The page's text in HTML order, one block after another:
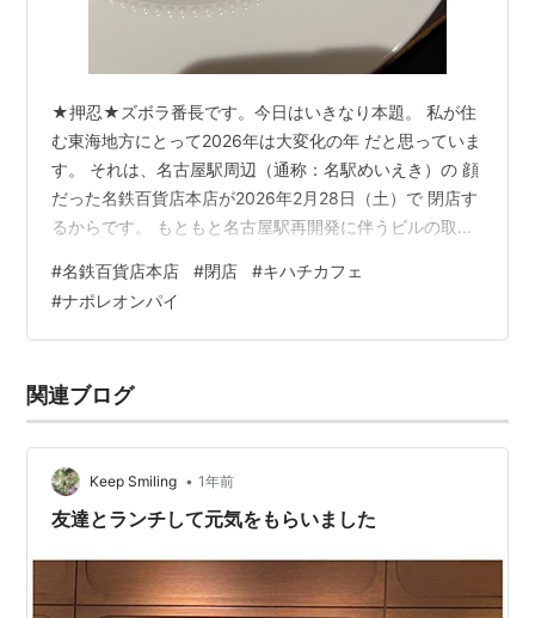
★押忍★ズボラ番長です。今日はいきなり本題。 私が住
む東海地方にとって2026年は大変化の年 だと思っていま
す。 それは、名古屋駅周辺（通称：名駅めいえき）の 顔
だった名鉄百貨店本店が2026年2月28日（土）で 閉店す
るからです。 もともと名古屋駅再開発に伴うビルの取り
異例の未定になり、地元は震撼しました。 （理解が違っ
ていたらごめんなさい） それでも名鉄百貨店の閉店の時
期は変わらず、、、 そんななか1月末に 友人と恒例のあ
パイ」です～ もう少しきれいに撮れば良かったね。 で
も…
#名鉄百貨店本店 #閉店 #キハチカフェ
#ナポレオンパイ
関連ブログ
Keep Smiling • 1年前
友達とランチして元気をもらいました